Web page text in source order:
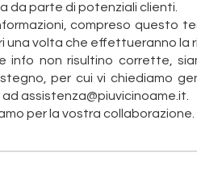
da parte di potenziali clienti.
compreso questo
una volta che effettueranno la
info non risultino corrette,
per cui vi chiediamo
assistenza@piuvicinoame.it.
per la vostra collaborazione.